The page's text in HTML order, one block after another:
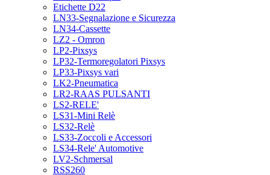
Etichette D22
LN33-Segnalazione e Sicurezza
LN34-Cassette
LZ2 - Omron
LP2-Pixsys
LP32-Termoregolatori Pixsys
LP33-Pixsys vari
LK2-Pneumatica
LR2-RAAS PULSANTI
LS2-RELE'
LS31-Mini Relè
LS32-Relè
LS33-Zoccoli e Accessori
LS34-Rele' Automotive
LV2-Schmersal
RSS260